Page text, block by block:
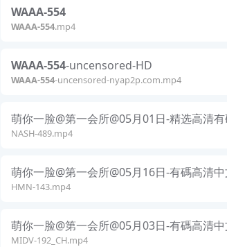
WAAA-554
WAAA-554.mp4
WAAA-554-uncensored-HD
WAAA-554-uncensored-nyap2p.com.mp4
萌你一脸@第一会所@05月01日-精选高清
NASH-489.mp4
萌你一脸@第一会所@05月16日-有碼高清
HMN-143.mp4
萌你一脸@第一会所@05月03日-有碼高清
MIDV-192_CH.mp4